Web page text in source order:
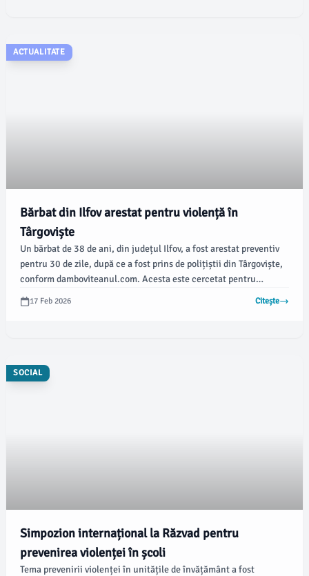
ACTUALITATE
Bărbat din Ilfov arestat pentru violență în
Târgoviște
Un bărbat de 38 de ani, din județul Ilfov, a fost arestat preventiv
pentru 30 de zile, după ce a fost prins de polițiștii din Târgoviște,
conform damboviteanul.com. Acesta este cercetat pentru
infracțiunea de lovire sau alte violențe, iar dosarul penal este
coordonat de un procuror de la Parchetul de pe lângă Judecătoria
17 Feb 2026 Citește
SOCIAL
Simpozion internațional la Răzvad pentru
prevenirea violenței în școli
Tema prevenirii violenței în unitățile de învățământ a fost